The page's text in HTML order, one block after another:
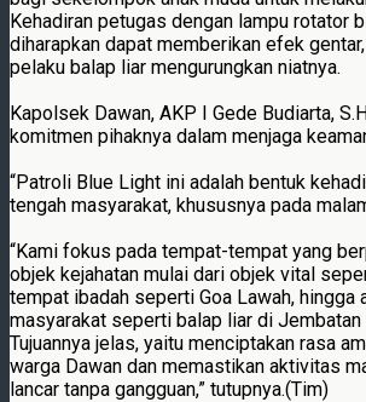
Kehadiran petugas dengan lampu rotator
diharapkan dapat memberikan efek
pelaku balap liar mengurungkan niatnya.
Kapolsek Dawan, AKP I Gede Budiarta,
komitmen pihaknya dalam menjaga
“Patroli Blue Light ini adalah bentuk
tengah masyarakat, khususnya pada
“Kami fokus pada tempat-tempat yang
objek kejahatan mulai dari objek vital
tempat ibadah seperti Goa Lawah,
masyarakat seperti balap liar di Jembatan
Tujuannya jelas, yaitu menciptakan rasa
warga Dawan dan memastikan aktivitas
lancar tanpa gangguan,” tutupnya.(Tim)